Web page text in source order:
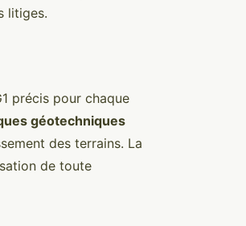
litiges.
précis pour chaque
géotechniques
des terrains. La
de toute